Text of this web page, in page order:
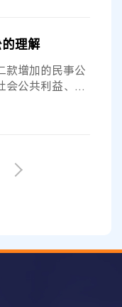
理解
款增加的民事公
会公共利益、促
...